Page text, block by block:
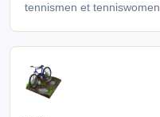
tennismen et tenniswomen